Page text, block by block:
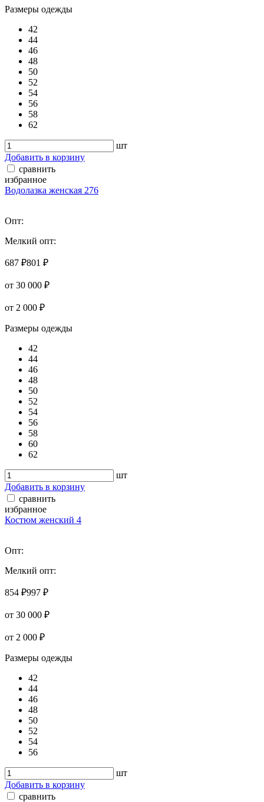
Размеры одежды
42
44
46
48
50
52
54
56
58
62
шт
Добавить в корзину
сравнить
избранное
Водолазка женская 276
Опт:
Мелкий опт:
687 ₽801 ₽
от 30 000 ₽
от 2 000 ₽
Размеры одежды
42
44
46
48
50
52
54
56
58
60
62
шт
Добавить в корзину
сравнить
избранное
Костюм женский 4
Опт:
Мелкий опт:
854 ₽997 ₽
от 30 000 ₽
от 2 000 ₽
Размеры одежды
42
44
46
48
50
52
54
56
шт
Добавить в корзину
сравнить